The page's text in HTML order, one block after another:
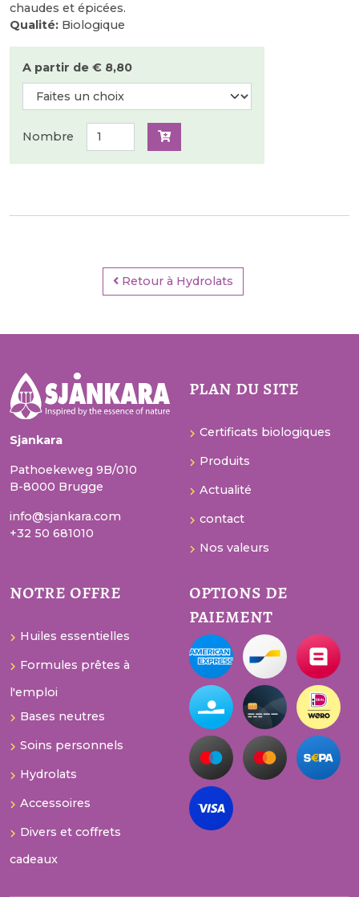
chaudes et épicées.
Qualité: Biologique
A partir de € 8,80
Nombre
Retour à Hydrolats
Sjankara
Pathoekeweg 9B/010
B-8000 Brugge
info@sjankara.com
+32 50 681010
plan du site
Certificats biologiques
Produits
Actualité
contact
Nos valeurs
notre offre
Huiles essentielles
Formules prêtes à
l'emploi
Bases neutres
Soins personnels
Hydrolats
Accessoires
Divers et coffrets
cadeaux
options de
paiement